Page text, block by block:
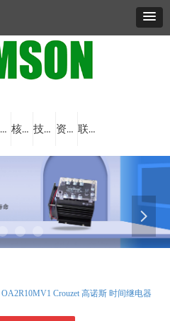
合作品牌 核心产品 技术与创新 资料下载 联系我们
넲
OA2R10MV1 Crouzet 高诺斯 时间继电器